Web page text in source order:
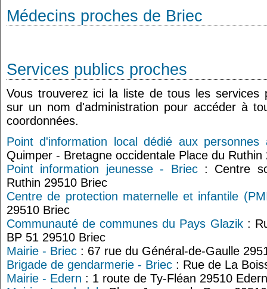
Médecins proches de Briec
Services publics proches
Vous trouverez ici la liste de tous les services
sur un nom d'administration pour accéder à
coordonnées.
Point d'information local dédié aux personnes
Quimper - Bretagne occidentale Place du Ruthin
Point information jeunesse - Briec: Centre
Ruthin 29510 Briec
Centre de protection maternelle et infantile
29510 Briec
Communauté de communes du Pays Glazik:
BP 51 29510 Briec
Mairie - Briec : 67 rue du Général-de-Gaulle
Brigade de gendarmerie - Briec : Rue de La
Mairie - Edern : 1 route de Ty-Fléan 29510 Edern